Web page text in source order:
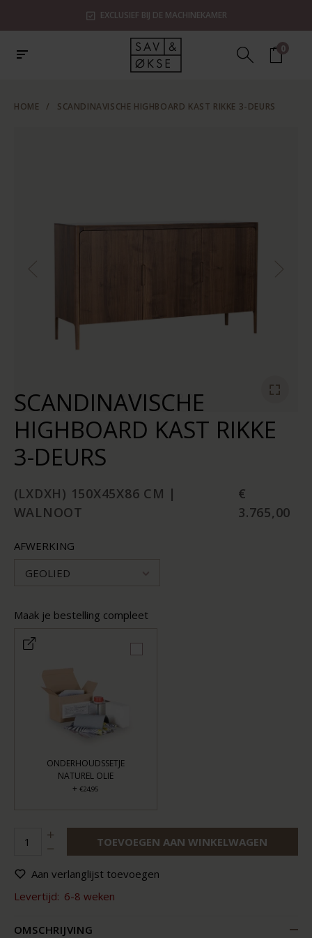
EXCLUSIEF BIJ DE MACHINEKAMER
0
HOME / SCANDINAVISCHE HIGHBOARD KAST RIKKE 3-DEURS
SCANDINAVISCHE
HIGHBOARD KAST RIKKE
3-DEURS
(LXDXH) 150X45X86 CM |
WALNOOT
€
3.765,00
AFWERKING
GEOLIED
Maak je bestelling compleet
ONDERHOUDSSETJE
NATUREL OLIE
+ €24,95
TOEVOEGEN AAN WINKELWAGEN
Aan verlanglijst toevoegen
Levertijd: 6-8 weken
OMSCHRIJVING